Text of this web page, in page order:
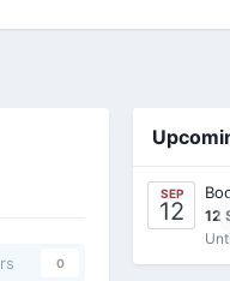
0
SEP
12
12